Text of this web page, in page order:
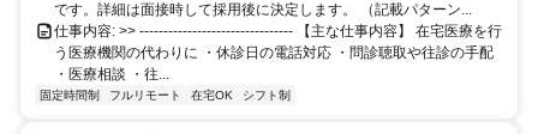
です。詳細は面接時して採用後に決定します。 （記載パターン...
仕事内容: >> -------------------------------- 【主な仕事内容】 在宅医療を行
う医療機関の代わりに ・休診日の電話対応 ・問診聴取や往診の手配
・医療相談 ・往...
固定時間制 フルリモート 在宅OK シフト制